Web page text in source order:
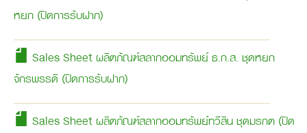
หยก (ปิดการรับฝาก)
Sales Sheet ผลิตภัณฑ์สลากออมทรัพย์ ธ.ก.ส. ชุดหยก
จักรพรรดิ (ปิดการรับฝาก)
Sales Sheet ผลิตภัณฑ์สลากออมทรัพย์ทวีสิน ชุดมรกต (ปิด